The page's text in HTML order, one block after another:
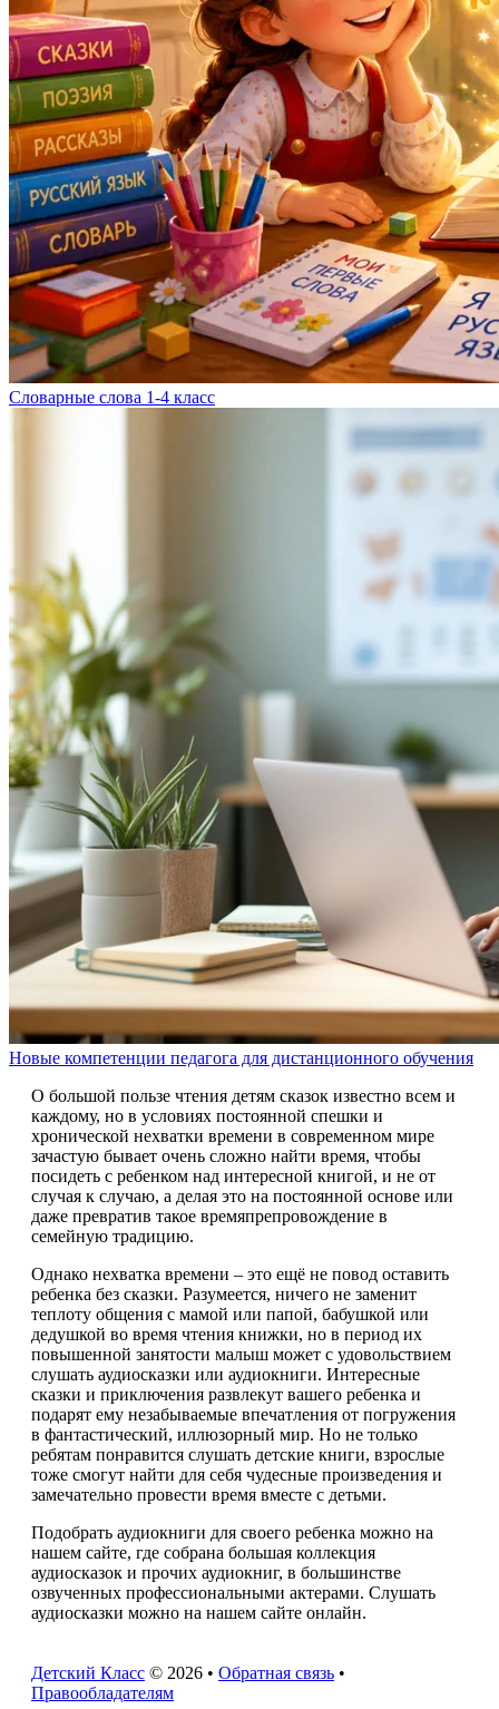
Словарные слова 1-4 класс
Новые компетенции педагога для дистанционного обучения
О большой пользе чтения детям сказок известно всем и
каждому, но в условиях постоянной спешки и
хронической нехватки времени в современном мире
зачастую бывает очень сложно найти время, чтобы
посидеть с ребенком над интересной книгой, и не от
случая к случаю, а делая это на постоянной основе или
даже превратив такое времяпрепровождение в
семейную традицию.
Однако нехватка времени – это ещё не повод оставить
ребенка без сказки. Разумеется, ничего не заменит
теплоту общения с мамой или папой, бабушкой или
дедушкой во время чтения книжки, но в период их
повышенной занятости малыш может с удовольствием
слушать аудиосказки или аудиокниги. Интересные
сказки и приключения развлекут вашего ребенка и
подарят ему незабываемые впечатления от погружения
в фантастический, иллюзорный мир. Но не только
ребятам понравится слушать детские книги, взрослые
тоже смогут найти для себя чудесные произведения и
замечательно провести время вместе с детьми.
Подобрать аудиокниги для своего ребенка можно на
нашем сайте, где собрана большая коллекция
аудиосказок и прочих аудиокниг, в большинстве
озвученных профессиональными актерами. Слушать
аудиосказки можно на нашем сайте онлайн.
Детский Класс © 2026 • Обратная связь •
Правообладателям